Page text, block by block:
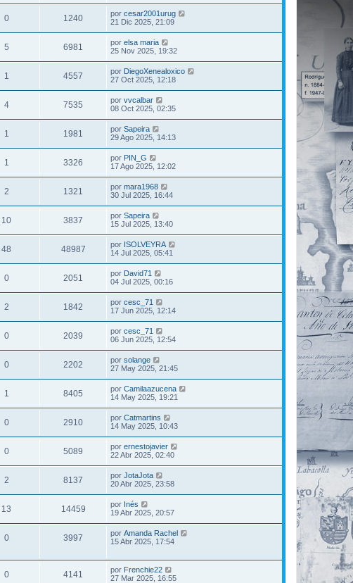
0 1240 por cesar2001urug
21 Dic 2025, 21:09
5 6981 por elsa maria
25 Nov 2025, 19:32
1 4557 por DiegoXenealoxico
27 Oct 2025, 12:18
4 7535 por vvcalbar
08 Oct 2025, 02:35
1 1981 por Sapeira
29 Ago 2025, 14:13
1 3326 por PIN_G
17 Ago 2025, 12:02
2 1321 por mara1968
30 Jul 2025, 16:44
10 3837 por Sapeira
15 Jul 2025, 13:40
48 48987 por ISOLVEYRA
14 Jul 2025, 05:41
0 2051 por David71
04 Jul 2025, 00:16
2 1842 por cesc_71
17 Jun 2025, 12:14
0 2039 por cesc_71
06 Jun 2025, 12:54
0 2202 por solange
27 May 2025, 21:45
1 8405 por Camilaazucena
14 May 2025, 19:21
0 2910 por Catmartins
14 May 2025, 10:43
0 5089 por ernestojavier
22 Abr 2025, 02:40
2 8137 por JotaJota
20 Abr 2025, 23:58
13 14459 por Inés
19 Abr 2025, 20:57
0 3997 por Amanda Rachel
15 Abr 2025, 17:54
0 4141 por Frenchie22
27 Mar 2025, 16:55